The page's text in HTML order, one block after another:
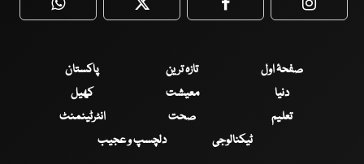
WhatsApp Twitter Facebook
صفحۂ اول تازہ ترین
پاکستان
دنیا
معیشت
کھیل
تعلیم
صحت
انٹرٹینمنٹ
ٹیکنالوجی
دلچسپ و عجیب